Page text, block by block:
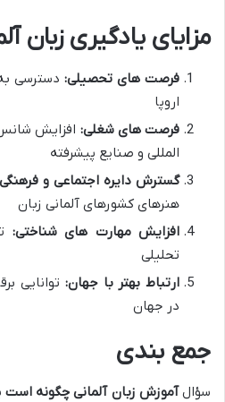
مزایای یادگیری زبان
فرصت های تحصیلی:دسترسی به
اروپا
فرصت های شغلی: افزایش
المللی و صنایع پیشرفته
گسترش دایره اجتماعی و
هنرهای کشورهای آلمانی زبان
افزایش مهارت های شناختی:
تحلیلی
ارتباط بهتر با جهان: توانایی
در جهان
جمع بندی
سؤالآموزش زبان آلمانی چگونه است